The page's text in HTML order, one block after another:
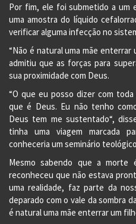
Por fim, ele foi submetido a um
uma amostra do líquido
verificar alguma infecção no
“Não é natural uma mãe enterrar
admitiu que as forças para
sua proximidade com Deus.
“O que eu posso dizer com
que é Deus. Eu não tenho
Deus tem me sustentado“,
tinha uma viagem marcada
conheceria um seminário
Mesmo sabendo que a morte
reconheceu que não estava
uma realidade, faz parte da
deparado com o vale da sombra
é natural uma mãe enterrar um